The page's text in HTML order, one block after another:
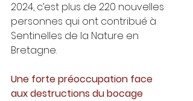
2024, c’est plus de 220 nouvelles
personnes qui ont contribué à
Sentinelles de la Nature en
Bretagne.
Une forte préoccupation face
aux destructions du bocage